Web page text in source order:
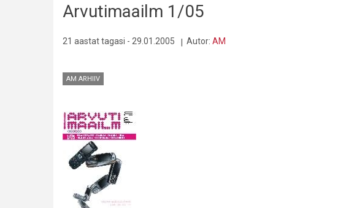
Arvutimaailm 1/05
21 aastat tagasi - 29.01.2005 Autor: AM
AM ARHIIV
Pilt